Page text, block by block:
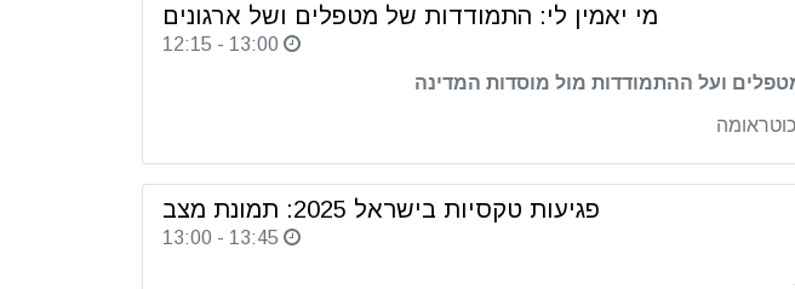
מי יאמין לי: התמודדות של מטפלים ושל ארגונים
12:15 - 13:00
ועל ההתמודדות מול מוסדות המדינה
פגיעות טקסיות בישראל 2025: תמונת מצב
13:00 - 13:45